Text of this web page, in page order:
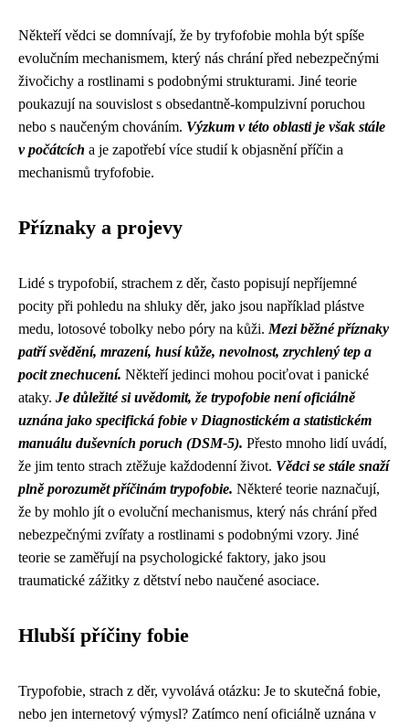
Někteří vědci se domnívají, že by tryfofobie mohla být spíše
evolučním mechanismem, který nás chrání před nebezpečnými
živočichy a rostlinami s podobnými strukturami. Jiné teorie
poukazují na souvislost s obsedantně-kompulzivní poruchou
nebo s naučeným chováním. Výzkum v této oblasti je však stále
v počátcích a je zapotřebí více studií k objasnění příčin a
mechanismů tryfofobie.
Příznaky a projevy
Lidé s trypofobií, strachem z děr, často popisují nepříjemné
pocity při pohledu na shluky děr, jako jsou například plástve
medu, lotosové tobolky nebo póry na kůži. Mezi běžné příznaky
patří svědění, mrazení, husí kůže, nevolnost, zrychlený tep a
pocit znechucení. Někteří jedinci mohou pociťovat i panické
ataky. Je důležité si uvědomit, že trypofobie není oficiálně
uznána jako specifická fobie v Diagnostickém a statistickém
manuálu duševních poruch (DSM-5). Přesto mnoho lidí uvádí,
že jim tento strach ztěžuje každodenní život. Vědci se stále snaží
plně porozumět příčinám trypofobie. Některé teorie naznačují,
že by mohlo jít o evoluční mechanismus, který nás chrání před
nebezpečnými zvířaty a rostlinami s podobnými vzory. Jiné
teorie se zaměřují na psychologické faktory, jako jsou
traumatické zážitky z dětství nebo naučené asociace.
Hlubší příčiny fobie
Trypofobie, strach z děr, vyvolává otázku: Je to skutečná fobie,
nebo jen internetový výmysl? Zatímco není oficiálně uznána v